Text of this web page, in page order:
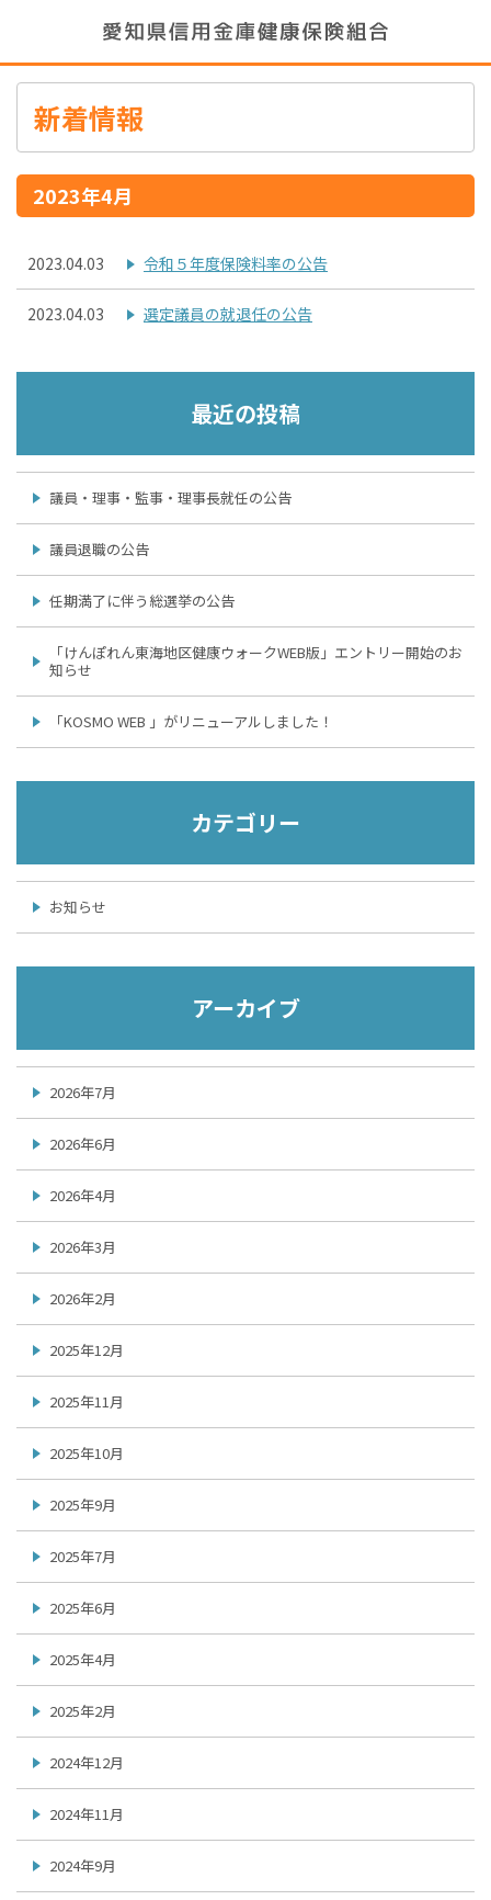
新着情報
2023年4月
2023.04.03 令和５年度保険料率の公告
2023.04.03 選定議員の就退任の公告
最近の投稿
議員・理事・監事・理事長就任の公告
議員退職の公告
任期満了に伴う総選挙の公告
「けんぽれん東海地区健康ウォークWEB版」エントリー開始のお
知らせ
「KOSMO WEB 」がリニューアルしました！
カテゴリー
お知らせ
アーカイブ
2026年7月
2026年6月
2026年4月
2026年3月
2026年2月
2025年12月
2025年11月
2025年10月
2025年9月
2025年7月
2025年6月
2025年4月
2025年2月
2024年12月
2024年11月
2024年9月